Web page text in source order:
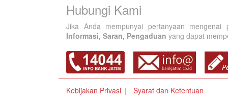
Hubungi Kami
Jika Anda mempunyai pertanyaan
Informasi, Saran, Pengaduan yang dapat
Kebijakan Privasi Syarat dan Ketentuan